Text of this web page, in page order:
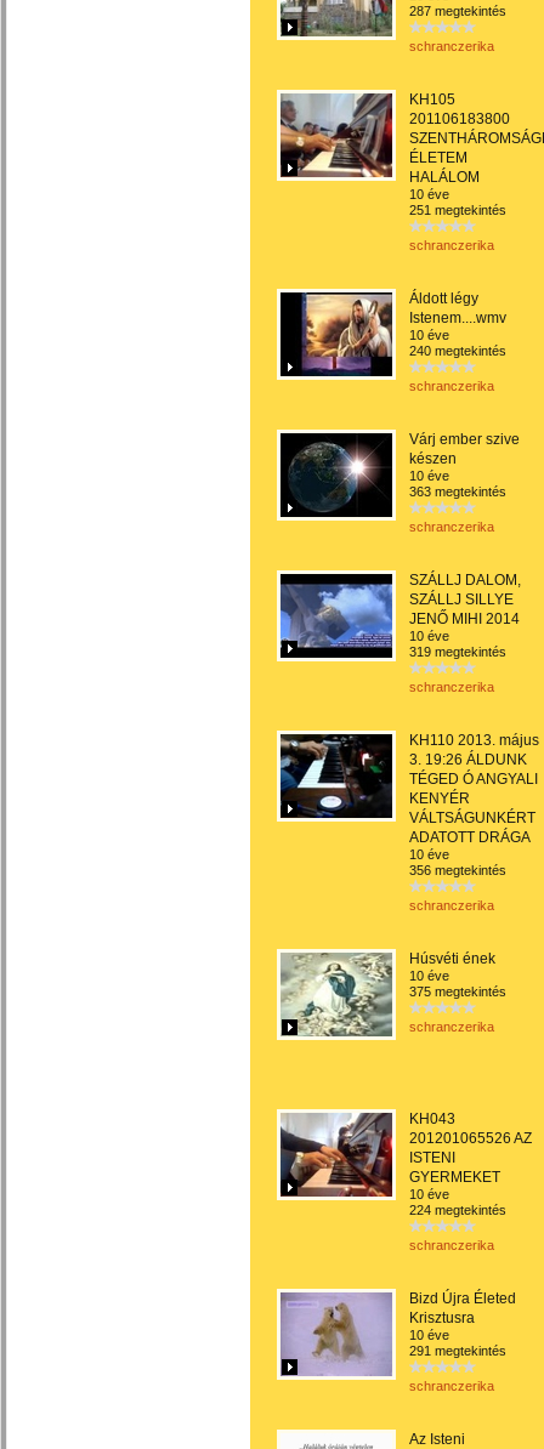
287 megtekintés
schranczerika
KH105
201106183800
ÉLETEM
HALÁLOM
10 éve
251 megtekintés
schranczerika
Áldott légy
Istenem....wmv
10 éve
240 megtekintés
schranczerika
Várj ember szive
készen
10 éve
363 megtekintés
schranczerika
SZÁLLJ DALOM,
SZÁLLJ SILLYE
JENŐ MIHI 2014
10 éve
319 megtekintés
schranczerika
KH110 2013. május
3. 19:26 ÁLDUNK
TÉGED Ó ANGYALI
KENYÉR
VÁLTSÁGUNKÉRT
ADATOTT DRÁGA
10 éve
356 megtekintés
schranczerika
Húsvéti ének
10 éve
375 megtekintés
schranczerika
KH043
201201065526 AZ
ISTENI
GYERMEKET
10 éve
224 megtekintés
schranczerika
Bizd Újra Életed
Krisztusra
10 éve
291 megtekintés
schranczerika
Az Isteni